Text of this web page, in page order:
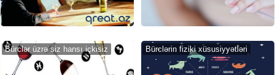
Bürclər üzrə siz hansı içkisiz Bürclərin fiziki xüsusiyyətləri